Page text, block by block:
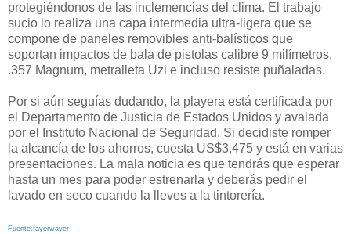
protegiéndonos de las inclemencias del clima. El trabajo
sucio lo realiza una capa intermedia ultra-ligera que se
compone de paneles removibles anti-balísticos que
soportan impactos de bala de pistolas calibre 9 milímetros,
.357 Magnum, metralleta Uzi e incluso resiste puñaladas.
Por si aún seguías dudando, la playera está certificada por
el Departamento de Justicia de Estados Unidos y avalada
por el Instituto Nacional de Seguridad. Si decidiste romper
la alcancía de los ahorros, cuesta US$3,475 y está en varias
presentaciones. La mala noticia es que tendrás que esperar
hasta un mes para poder estrenarla y deberás pedir el
lavado en seco cuando la lleves a la tintorería.
Fuente:fayerwayer